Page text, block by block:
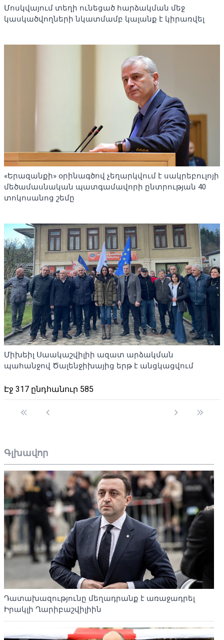
Մոսկվայում տեղի ունեցած հարձակման մեջ
կասկածվողների նկատմամբ կալանք է կիրառվել
«Երազանքի» օրինագծով չեղարկվում է սակրեբուլոյի
մեծամասնական պատգամավորի ընտրության 40
տոկոսանոց շեմը
Միխեիլ Սաակաշվիլիի ազատ արձակման
պահանջով Ծալենջիխայից երթ է անցկացվում
Էջ 317 ընդհանուր 585
Գլխավոր
Դատախազությունը մեղադրանք է առաջադրել
Իրակլի Ղարիբաշվիլիին